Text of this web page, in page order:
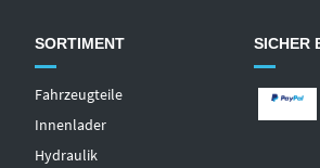
SORTIMENT
Fahrzeugteile
Innenlader
Hydraulik
SICHER